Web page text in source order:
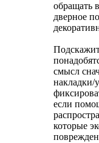
обращать
дверное
смысл
накладки/
если
которые